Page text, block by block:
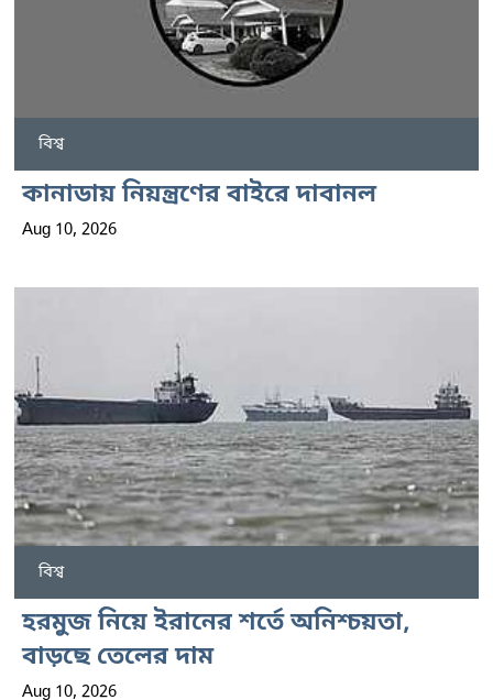
বিশ্ব
কানাডায় নিয়ন্ত্রণের বাইরে দাবানল
Aug 10, 2026
বিশ্ব
হরমুজ নিয়ে ইরানের শর্তে অনিশ্চয়তা,
বাড়ছে তেলের দাম
Aug 10, 2026